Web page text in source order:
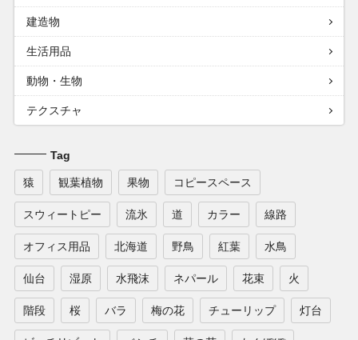
建造物
生活用品
動物・生物
テクスチャ
Tag
猿 観葉植物 果物 コピースペース
スウィートピー 流氷 道 カラー 線路
オフィス用品 北海道 野鳥 紅葉 水鳥
仙台 湿原 水飛沫 ネパール 花束 火
階段 桜 バラ 梅の花 チューリップ 灯台